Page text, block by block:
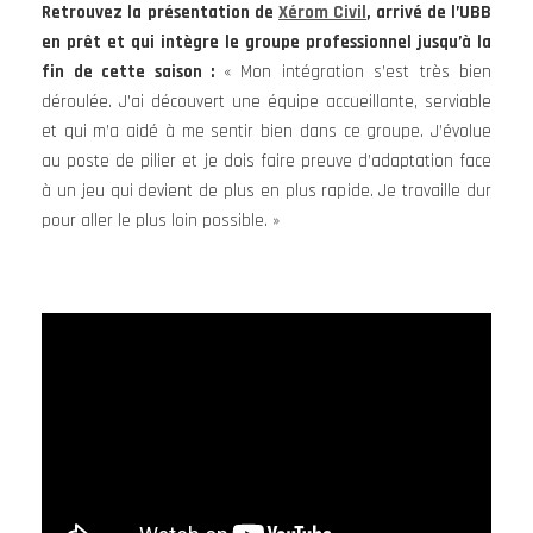
Retrouvez la présentation de Xérom Civil, arrivé de l’UBB
en prêt et qui intègre le groupe professionnel jusqu’à la
fin de cette saison : « Mon intégration s’est très bien
déroulée. J’ai découvert une équipe accueillante, serviable
et qui m’a aidé à me sentir bien dans ce groupe. J’évolue
au poste de pilier et je dois faire preuve d’adaptation face
à un jeu qui devient de plus en plus rapide. Je travaille dur
pour aller le plus loin possible. »